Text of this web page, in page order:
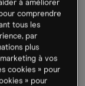
votre
à améliorer
comprendre
tous les
par
plus
à vos
cookies » pour
» pour